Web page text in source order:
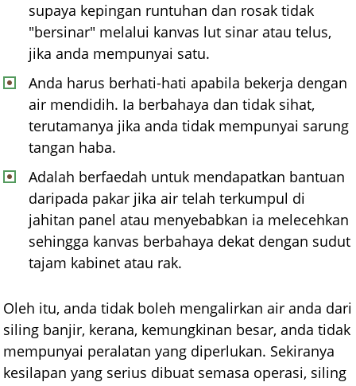
supaya kepingan runtuhan dan rosak tidak
"bersinar" melalui kanvas lut sinar atau telus,
jika anda mempunyai satu.
Anda harus berhati-hati apabila bekerja dengan
air mendidih. Ia berbahaya dan tidak sihat,
terutamanya jika anda tidak mempunyai sarung
tangan haba.
Adalah berfaedah untuk mendapatkan bantuan
daripada pakar jika air telah terkumpul di
jahitan panel atau menyebabkan ia melecehkan
sehingga kanvas berbahaya dekat dengan sudut
tajam kabinet atau rak.
Oleh itu, anda tidak boleh mengalirkan air anda dari
siling banjir, kerana, kemungkinan besar, anda tidak
mempunyai peralatan yang diperlukan. Sekiranya
kesilapan yang serius dibuat semasa operasi, siling